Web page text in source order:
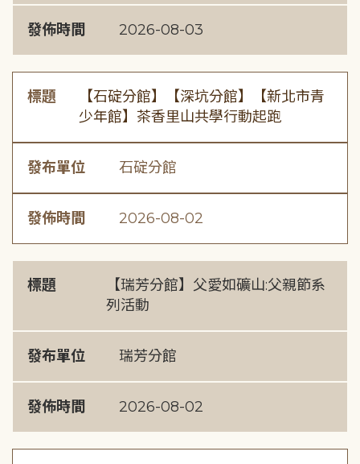
發佈時間 2026-08-03
標題
【石碇分館】【深坑分館】【新北市青
少年館】茶香里山共學行動起跑
發布單位 石碇分館
發佈時間 2026-08-02
標題
【瑞芳分館】父愛如礦山:父親節系
列活動
發布單位 瑞芳分館
發佈時間 2026-08-02